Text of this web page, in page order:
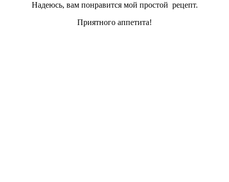
Надеюсь, вам понравится мой простой рецепт.
Приятного аппетита!